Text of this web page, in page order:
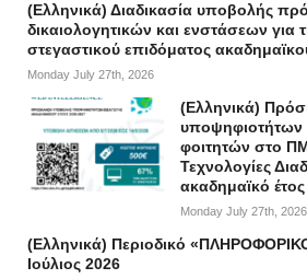
(Ελληνικά) Διαδικασία υποβολής
δικαιολογητικών και ενστάσεων
στεγαστικού επιδόματος
Monday July 27th, 2026
(Ελληνικά)
υποψηφιοτήτων
φοιτητών στο
Τεχνολογίες
ακαδημαϊκό
Monday July 27th, 2026
(Ελληνικά) Περιοδικό
Ιούλιος 2026